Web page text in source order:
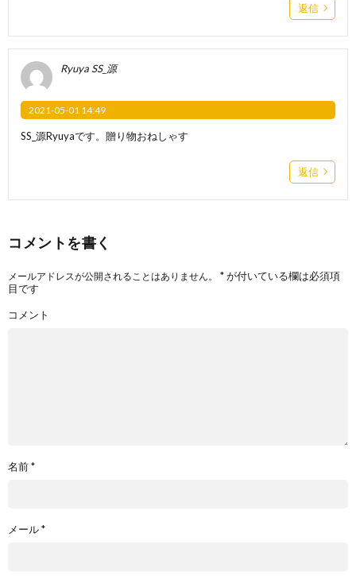
返信
Ryuya SS_源
2021-05-01 14:49
SS_源Ryuyaです。贈り物おねしゃす
返信
コメントを書く
メールアドレスが公開されることはありません。 *が付いている欄は必須項
目です
コメント
名前*
メール*